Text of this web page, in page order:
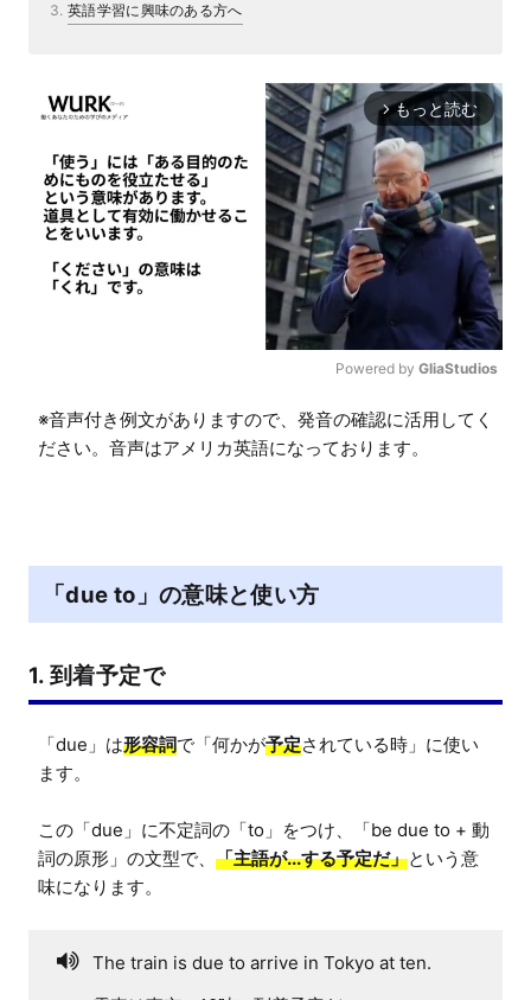
英語学習に興味のある方へ
arrow_forward_ios もっと読む
M
Powered by GliaStudios
※音声付き例文がありますので、発音の確認に活用してく
ださい。音声はアメリカ英語になっております。
「due to」の意味と使い方
1. 到着予定で
「due」は形容詞で「何かが予定されている時」に使い
ます。
この「due」に不定詞の「to」をつけ、「be due to + 動
詞の原形」の文型で、 「主語が...する予定だ」という意
味になります。
The train is due to arrive in Tokyo at ten.